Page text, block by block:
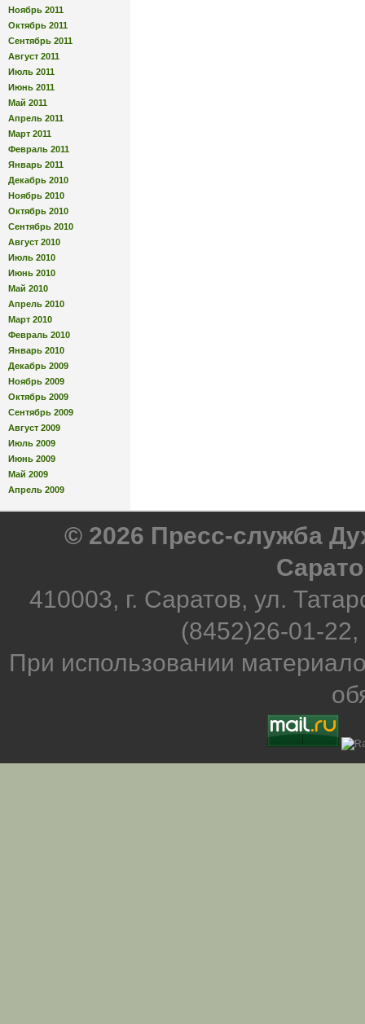
Ноябрь 2011
Октябрь 2011
Сентябрь 2011
Август 2011
Июль 2011
Июнь 2011
Май 2011
Апрель 2011
Март 2011
Февраль 2011
Январь 2011
Декабрь 2010
Ноябрь 2010
Октябрь 2010
Сентябрь 2010
Август 2010
Июль 2010
Июнь 2010
Май 2010
Апрель 2010
Март 2010
Февраль 2010
Январь 2010
Декабрь 2009
Ноябрь 2009
Октябрь 2009
Сентябрь 2009
Август 2009
Июль 2009
Июнь 2009
Май 2009
Апрель 2009
© 2026 Пресс-служба
410003, г. Саратов, ул.
(8452)26-01-
При использовании